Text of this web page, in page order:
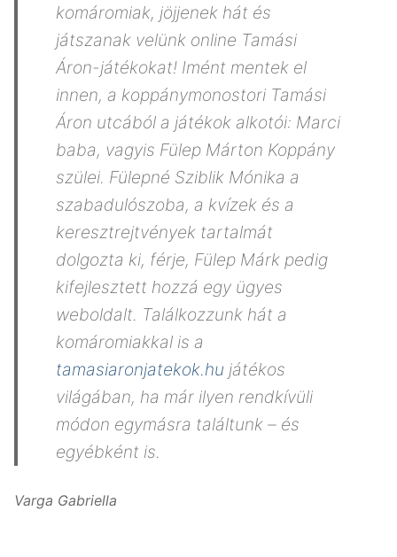
komáromiak, jöjjenek hát és
játszanak velünk online Tamási
Áron-játékokat! Imént mentek el
innen, a koppánymonostori Tamási
Áron utcából a játékok alkotói: Marci
baba, vagyis Fülep Márton Koppány
szülei. Fülepné Sziblik Mónika a
szabadulószoba, a kvízek és a
keresztrejtvények tartalmát
dolgozta ki, férje, Fülep Márk pedig
kifejlesztett hozzá egy ügyes
weboldalt. Találkozzunk hát a
komáromiakkal is a
tamasiaronjatekok.hu játékos
világában, ha már ilyen rendkívüli
módon egymásra találtunk – és
egyébként is.
Varga Gabriella